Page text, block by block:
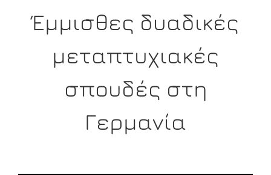
Έμμισθες δυαδικές
μεταπτυχιακές
σπουδές στη
Γερμανία